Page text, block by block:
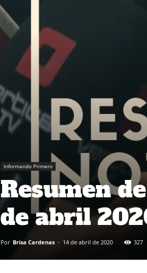
Informando Primero
Resumen
de abril
Por Brisa Cardenas - 14 de abril de 2020 327